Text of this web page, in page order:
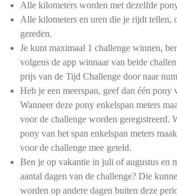
Alle kilometers worden met dezelfde
Alle kilometers en uren die je rijdt tellen,
gereden.
Je kunt maximaal 1 challenge winnen,
volgens de app winnaar van beide
prijs van de Tijd Challenge door naar
Heb je een meerspan, geef dan één pony
Wanneer deze pony enkelspan meters
voor de challenge worden geregistreerd.
pony van het span enkelspan meters
voor de challenge mee geteld.
Ben je op vakantie in juli of augustus en
aantal dagen van de challenge? Die
worden op andere dagen buiten deze